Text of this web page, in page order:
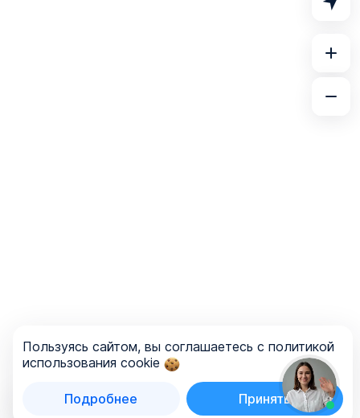
Список
Пользуясь сайтом, вы соглашаетесь с политикой
использования cookie
Подробнее Принять